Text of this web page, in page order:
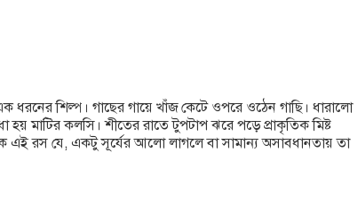
ধরনের শিল্প। গাছের গায়ে খাঁজ কেটে ওপরে ওঠেন গাছি। ধারালো
হয় মাটির কলসি। শীতের রাতে টুপটাপ ঝরে পড়ে প্রাকৃতিক মিষ্ট
এই রস যে, একটু সূর্যের আলো লাগলে বা সামান্য অসাবধানতায় তা